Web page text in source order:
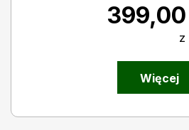
399,00
z
Więcej